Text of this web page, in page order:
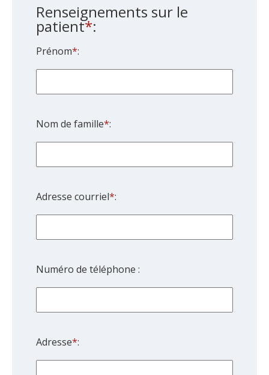
interact
with
the
date.
key
shortcuts
changing
Renseignements sur le
patient*:
Prénom*:
Nom de famille*:
Adresse courriel*:
Numéro de téléphone :
Adresse*: